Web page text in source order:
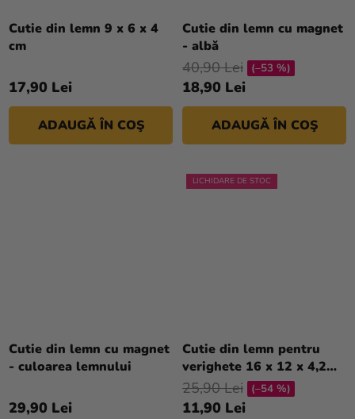
Cutie din lemn 9 x 6 x 4
cm
17,90 Lei
ADAUGĂ ÎN COŞ
Cutie din lemn cu magnet
- albă
18,90 Lei
40,90 Lei (–53 %)
ADAUGĂ ÎN COŞ
Cutie din lemn cu magnet
- culoarea lemnului
29,90 Lei
LICHIDARE DE STOC
Cutie din lemn pentru
verighete 16 x 12 x 4,2
cm
11,90 Lei
25,90 Lei (–54 %)